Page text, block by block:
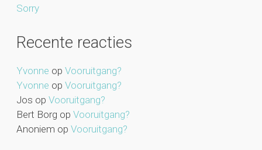
Sorry
Recente reacties
Yvonne op Vooruitgang?
Yvonne op Vooruitgang?
Jos op Vooruitgang?
Bert Borg op Vooruitgang?
Anoniem op Vooruitgang?